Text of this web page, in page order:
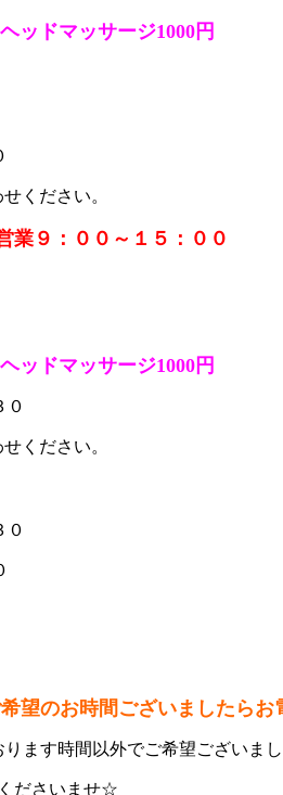
ッドマッサージ1000円
ください。
業９：００～１５：００
ッドマッサージ1000円
０
ください。
０
望のお時間ございましたらお
ます時間以外でご希望ございま
ださいませ☆